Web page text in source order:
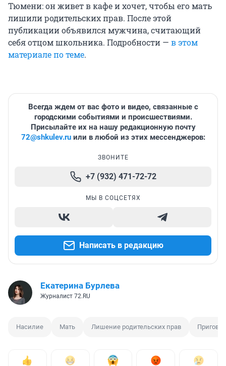
Тюмени: он живет в кафе и хочет, чтобы его мать
лишили родительских прав. После этой
публикации объявился мужчина, считающий
себя отцом школьника. Подробности — в этом
материале по теме.
Всегда ждем от вас фото и видео, связанные с
городскими событиями и происшествиями.
Присылайте их на нашу редакционную почту
72@shkulev.ruили в любой из этих мессенджеров:
ЗВОНИТЕ
+7 (932) 471-72-72
МЫ В СОЦСЕТЯХ
Написать в редакцию
Екатерина Бурлева
Журналист 72.RU
Насилие Мать Лишение родительских прав Приговор